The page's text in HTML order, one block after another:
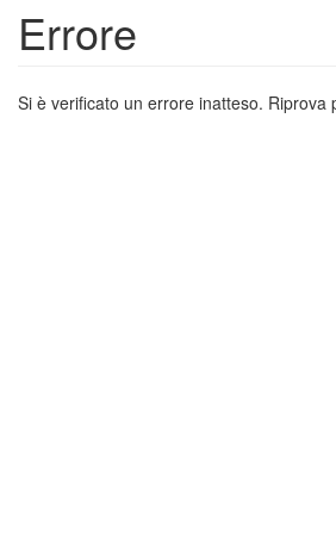
Errore
Si è verificato un errore inatteso. Riprova